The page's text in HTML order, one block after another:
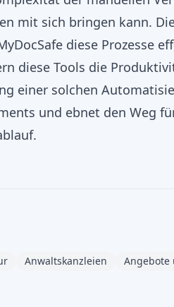
mit sich bringen kann.
diese Prozesse
diese Tools die
einer solchen
und ebnet den Weg
Anwaltskanzleien Angebote